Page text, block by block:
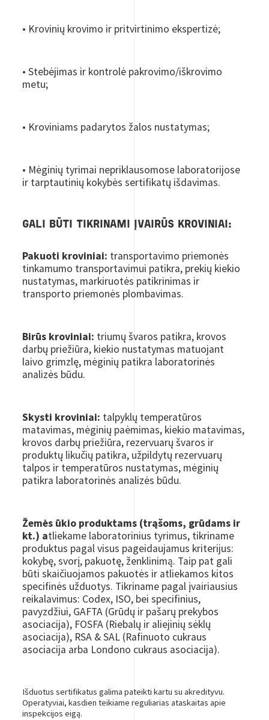
• Krovinių krovimo ir pritvirtinimo ekspertizė;
• Stebėjimas ir kontrolė pakrovimo/iškrovimo
metu;
• Kroviniams padarytos žalos nustatymas;
• Mėginių tyrimai nepriklausomose laboratorijose
ir tarptautinių kokybės sertifikatų išdavimas.
GALI BŪTI TIKRINAMI ĮVAIRŪS KROVINIAI:
Pakuoti kroviniai: transportavimo priemonės
tinkamumo transportavimui patikra, prekių kiekio
nustatymas, markiruotės patikrinimas ir
transporto priemonės plombavimas.
Birūs kroviniai: triumų švaros patikra, krovos
darbų priežiūra, kiekio nustatymas matuojant
laivo grimzlę, mėginių patikra laboratorinės
analizės būdu.
Skysti kroviniai: talpyklų temperatūros
matavimas, mėginių paėmimas, kiekio matavimas,
krovos darbų priežiūra, rezervuarų švaros ir
produktų likučių patikra, užpildytų rezervuarų
talpos ir temperatūros nustatymas, mėginių
patikra laboratorinės analizės būdu.
Žemės ūkio produktams (trąšoms, grūdams ir
kt.) atliekame laboratorinius tyrimus, tikriname
produktus pagal visus pageidaujamus kriterijus:
kokybę, svorį, pakuotę, ženklinimą. Taip pat gali
būti skaičiuojamos pakuotės ir atliekamos kitos
specifinės užduotys. Tikriname pagal įvairiausius
reikalavimus: Codex, ISO, bei specifinius,
pavyzdžiui, GAFTA (Grūdų ir pašarų prekybos
asociacija), FOSFA (Riebalų ir aliejinių sėklų
asociacija), RSA & SAL (Rafinuoto cukraus
asociacija arba Londono cukraus asociacija).
Išduotus sertifikatus galima pateikti kartu su akredityvu.
Operatyviai, kasdien teikiame reguliarias ataskaitas apie
inspekcijos eigą.